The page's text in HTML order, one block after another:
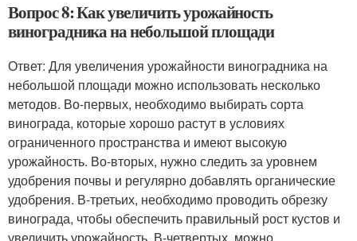
Вопрос 8: Как увеличить урожайность
виноградника на небольшой площади
Ответ: Для увеличения урожайности виноградника на
небольшой площади можно использовать несколько
методов. Во-первых, необходимо выбирать сорта
винограда, которые хорошо растут в условиях
ограниченного пространства и имеют высокую
урожайность. Во-вторых, нужно следить за уровнем
удобрения почвы и регулярно добавлять органические
удобрения. В-третьих, необходимо проводить обрезку
винограда, чтобы обеспечить правильный рост кустов и